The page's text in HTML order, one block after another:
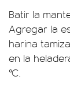
Batir la
Agregar la
harina
en la
°C.